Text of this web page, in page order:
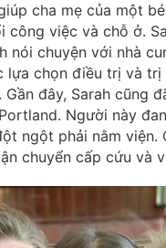
cha mẹ của một
công việc và chỗ ở.
nói chuyện với nhà
lựa chọn điều trị và
đây, Sarah cũng
Người này
ngột phải nằm viện.
chuyển cấp cứu và